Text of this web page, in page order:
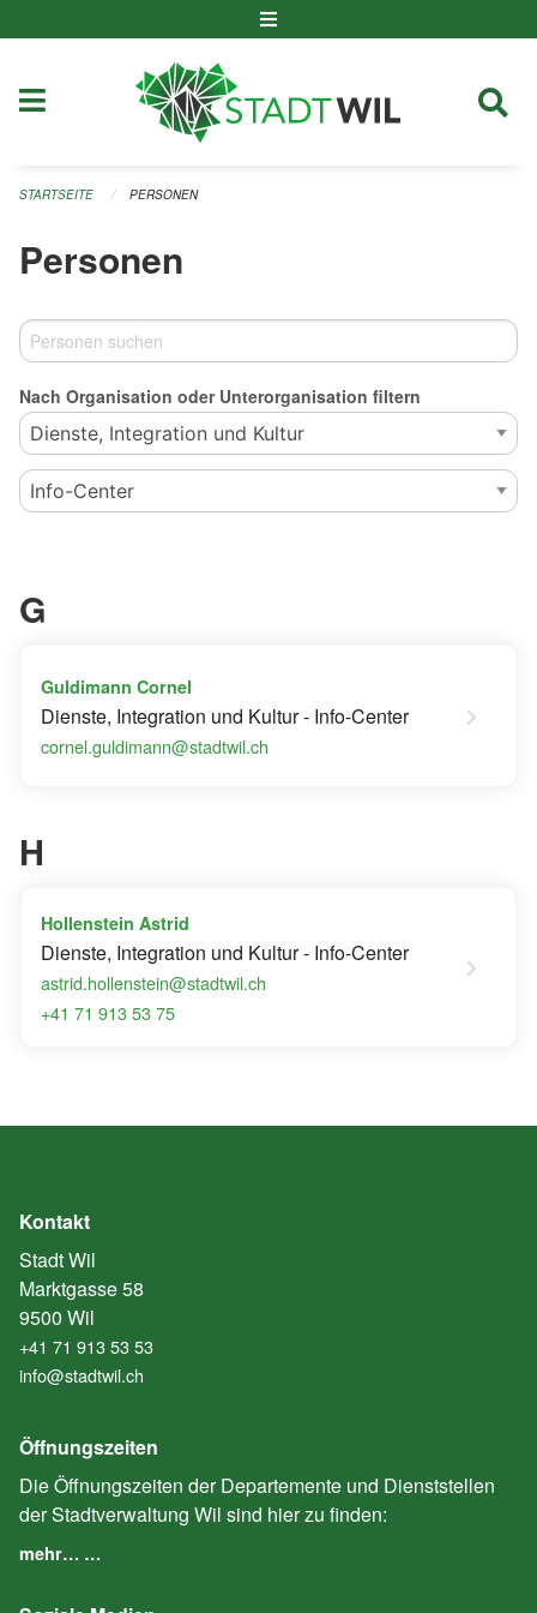
STARTSEITE PERSONEN
Personen
Nach Organisation oder Unterorganisation filtern
G
Guldimann Cornel
Dienste, Integration und Kultur - Info-Center
cornel.guldimann@stadtwil.ch
H
Hollenstein Astrid
Dienste, Integration und Kultur - Info-Center
astrid.hollenstein@stadtwil.ch
+41 71 913 53 75
Kontakt
Stadt Wil
Marktgasse 58
9500 Wil
+41 71 913 53 53
info@stadtwil.ch
Öffnungszeiten
Die Öffnungszeiten der Departemente und Dienststellen
der Stadtverwaltung Wil sind hier zu finden:
mehr… …